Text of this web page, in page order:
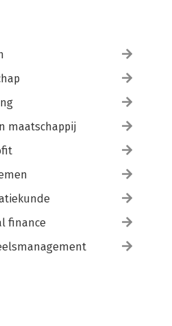
maatschappij
finance